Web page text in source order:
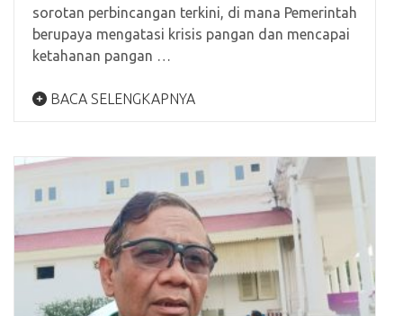
sorotan perbincangan terkini, di mana Pemerintah
berupaya mengatasi krisis pangan dan mencapai
ketahanan pangan …
BACA SELENGKAPNYA